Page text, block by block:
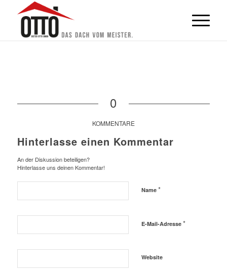
0
KOMMENTARE
Hinterlasse einen Kommentar
An der Diskussion beteiligen?
Hinterlasse uns deinen Kommentar!
Name *
E-Mail-Adresse *
Website